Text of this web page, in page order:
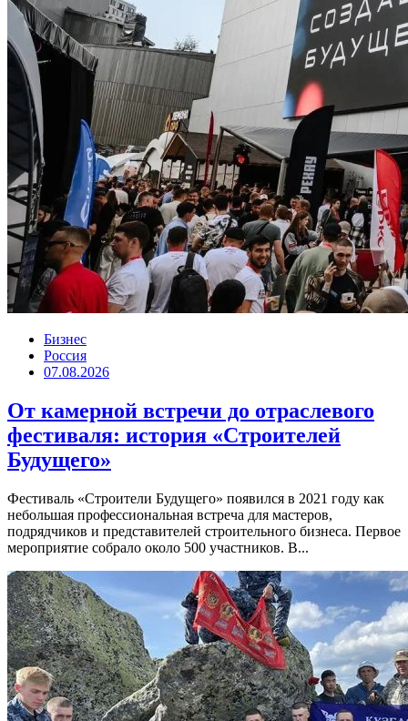
Бизнес
Россия
07.08.2026
От камерной встречи до отраслевого
фестиваля: история «Строителей
Будущего»
Фестиваль «Строители Будущего» появился в 2021 году как
небольшая профессиональная встреча для мастеров,
подрядчиков и представителей строительного бизнеса. Первое
мероприятие собрало около 500 участников. В...